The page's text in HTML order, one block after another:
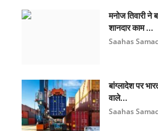
मनोज तिवारी ने
शानदार काम ...
Saahas
बांग्लादेश पर
वाले...
Saahas